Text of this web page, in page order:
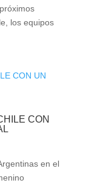
los equipos
CON
en el